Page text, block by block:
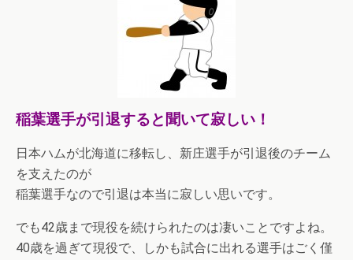
稲葉選手が引退すると聞いて寂しい！
日本ハムが北海道に移転し、新庄選手が引退後のチーム
を支えたのが
稲葉選手なので引退は本当に寂しい思いです。
でも42歳まで現役を続けられたのは凄いことですよね。
40歳を過ぎて現役で、しかも試合に出れる選手はごく僅